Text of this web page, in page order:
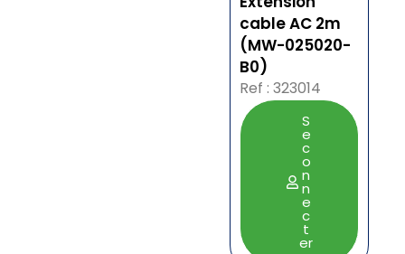
cable AC 2m
(MW-025020-
B0)
Ref : 323014
S
e
c
o
n
n
e
c
t
er